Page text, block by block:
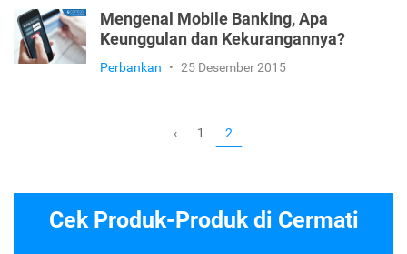
Mengenal Mobile Banking, Apa
Keunggulan dan Kekurangannya?
Perbankan • 25 Desember 2015
‹ 1 2
Cek Produk-Produk di Cermati